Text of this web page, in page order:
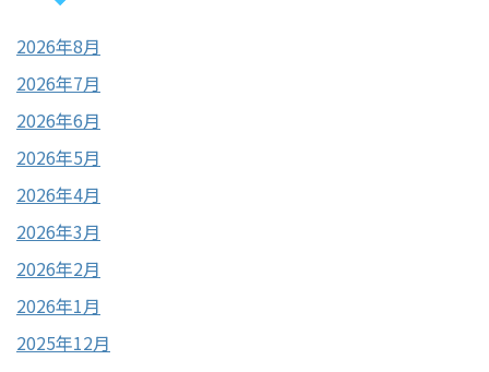
2026年8月
2026年7月
2026年6月
2026年5月
2026年4月
2026年3月
2026年2月
2026年1月
2025年12月